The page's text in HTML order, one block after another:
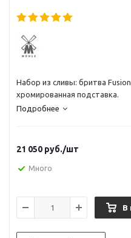
Набор из сливы: бритва
хромированная подставка.
Подробнее
21 050 руб./шт
Много
В